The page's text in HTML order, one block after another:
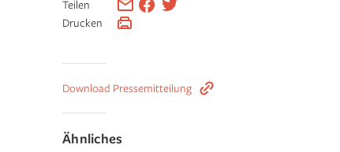
Teilen
Drucken
Download Pressemitteilung
Ähnliches